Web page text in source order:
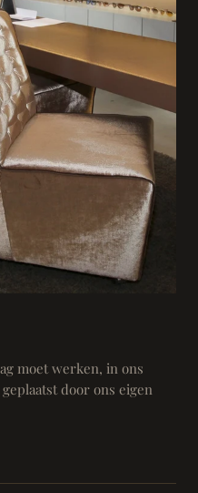
moet werken, in ons
door ons eigen